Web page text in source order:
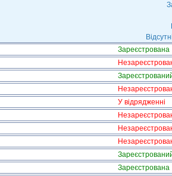
Зареєстрована
У відрядженні
Зареєстрована